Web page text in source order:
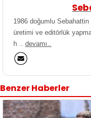
1986 doğumlu
üretimi ve editörlük
h .. devamı..
Benzer Haberler